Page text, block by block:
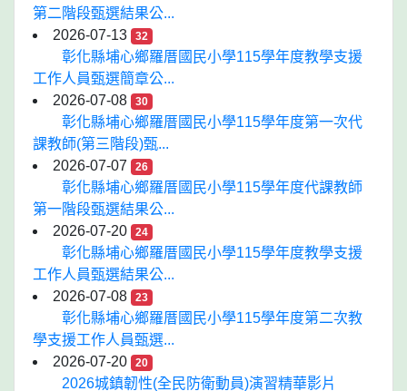
第二階段甄選結果公...
2026-07-13
32
彰化縣埔心鄉羅厝國民小學115學年度教學支援
工作人員甄選簡章公...
2026-07-08
30
彰化縣埔心鄉羅厝國民小學115學年度第一次代
課教師(第三階段)甄...
2026-07-07
26
彰化縣埔心鄉羅厝國民小學115學年度代課教師
第一階段甄選結果公...
2026-07-20
24
彰化縣埔心鄉羅厝國民小學115學年度教學支援
工作人員甄選結果公...
2026-07-08
23
彰化縣埔心鄉羅厝國民小學115學年度第二次教
學支援工作人員甄選...
2026-07-20
20
2026城鎮韌性(全民防衛動員)演習精華影片